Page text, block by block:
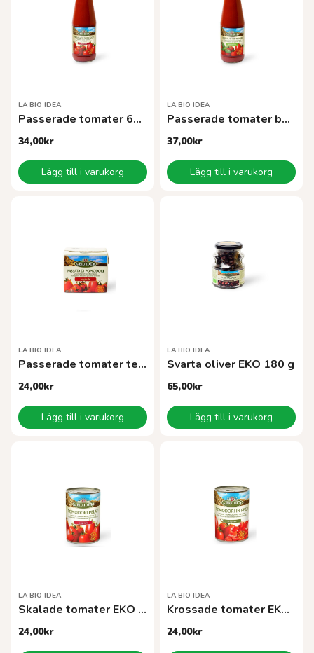
LA BIO IDEA
Passerade tomater 680 g EKO
34,00kr
Lägg till i varukorg
LA BIO IDEA
Passerade tomater basilika680 g EKO
37,00kr
Lägg till i varukorg
LA BIO IDEA
Passerade tomater tetra 500 g EKO
24,00kr
Lägg till i varukorg
LA BIO IDEA
Svarta oliver EKO 180 g
65,00kr
Lägg till i varukorg
LA BIO IDEA
Skalade tomater EKO 400 g
24,00kr
LA BIO IDEA
Krossade tomater EKO 400 g
24,00kr